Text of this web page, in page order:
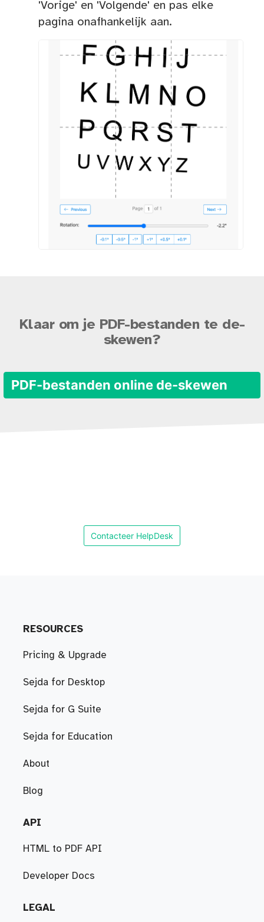
'Vorige' en 'Volgende' en pas elke
pagina onafhankelijk aan.
Klaar om je PDF-bestanden te de-
skewen?
PDF-bestanden online de-skewen
Contacteer HelpDesk
RESOURCES
Pricing & Upgrade
Sejda for Desktop
Sejda for G Suite
Sejda for Education
About
Blog
API
HTML to PDF API
Developer Docs
LEGAL